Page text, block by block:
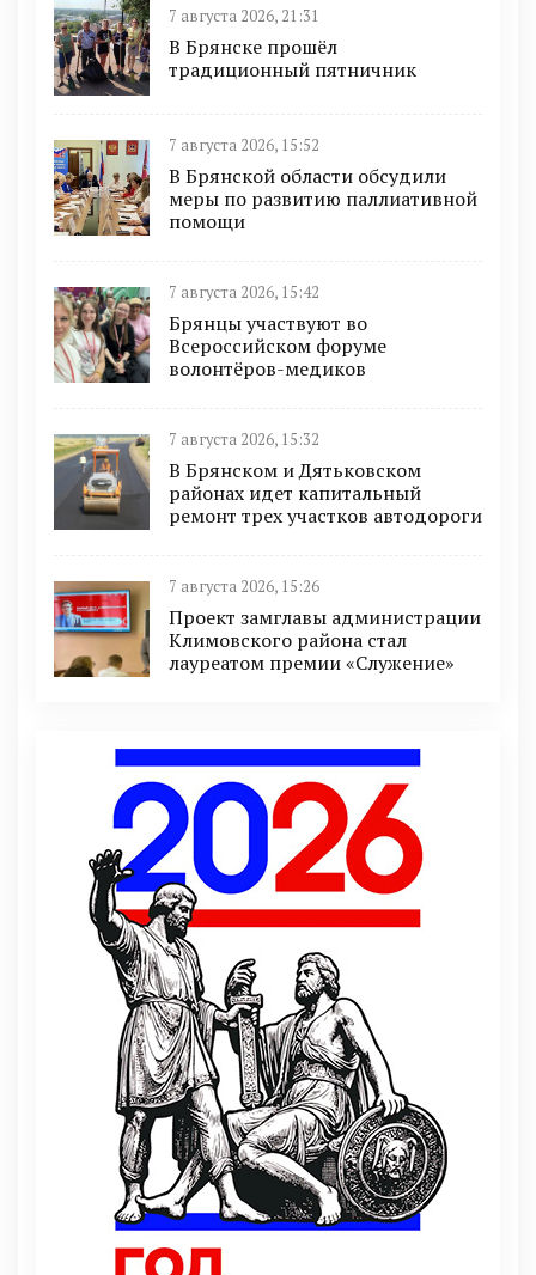
7 августа 2026, 21:31
В Брянске прошёл
традиционный пятничник
7 августа 2026, 15:52
В Брянской области обсудили
меры по развитию паллиативной
помощи
7 августа 2026, 15:42
Брянцы участвуют во
Всероссийском форуме
волонтёров-медиков
7 августа 2026, 15:32
В Брянском и Дятьковском
районах идет капитальный
ремонт трех участков автодороги
7 августа 2026, 15:26
Проект замглавы администрации
Климовского района стал
лауреатом премии «Служение»